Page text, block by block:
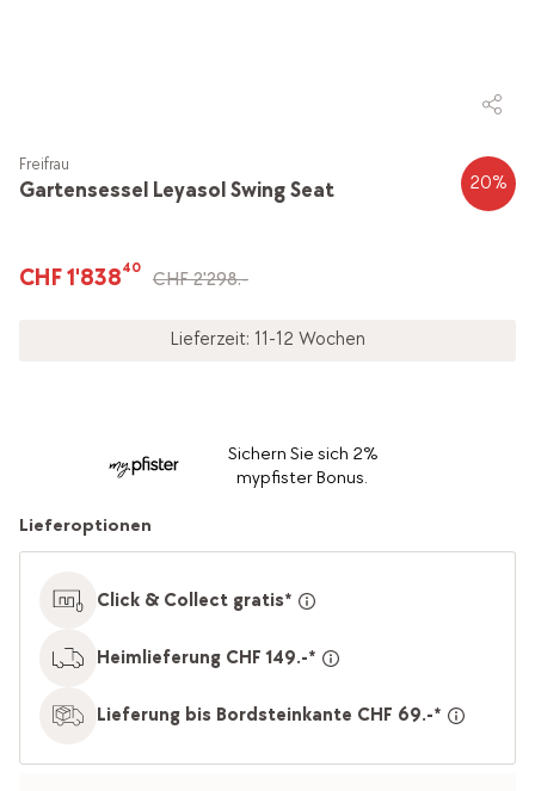
Gartensessel Leyasol Swing Seat
Freifrau
20%
CHF 1'83840
CHF 2'298.-
Lieferzeit: 11-12 Wochen
Sichern Sie sich 2%
mypfister Bonus.
Lieferoptionen
Click & Collect gratis*
Heimlieferung CHF 149.-*
Lieferung bis Bordsteinkante CHF 69.-*